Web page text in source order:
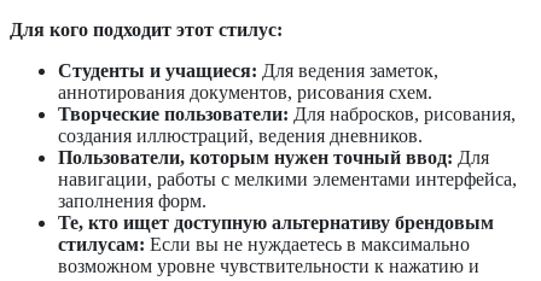
Для кого подходит этот стилус:
Студенты и учащиеся: Для ведения заметок,
аннотирования документов, рисования схем.
Творческие пользователи: Для набросков, рисования,
создания иллюстраций, ведения дневников.
Пользователи, которым нужен точный ввод: Для
навигации, работы с мелкими элементами интерфейса,
заполнения форм.
Те, кто ищет доступную альтернативу брендовым
стилусам: Если вы не нуждаетесь в максимально
возможном уровне чувствительности к нажатию и